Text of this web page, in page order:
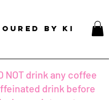
BY KI
NOT drink any coffee
drink before